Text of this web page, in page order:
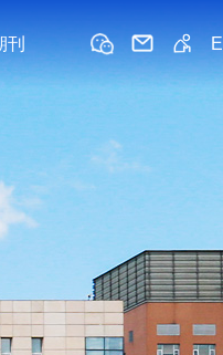
刊